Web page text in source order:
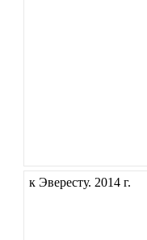
к Эвересту. 2014 г.